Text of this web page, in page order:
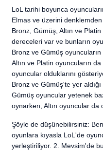
LoL tarihi boyunca
Elmas ve üzerini
Bronz, Gümüş, Altın ve
dereceleri var ve bunların
Bronz ve Gümüş oyuncuların
Altın ve Platin oyuncuların
oyuncular olduklarını
Bronz ve Gümüş'te yer
Gümüş oyuncular yetenek
oynarken, Altın oyuncular da
Şöyle de düşünebilirsiniz:
oyunlara kıyasla LoL'de
yerleştiriliyor. 2. Mevsim'de